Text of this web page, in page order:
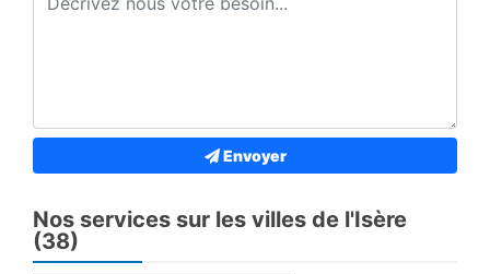
Envoyer
Nos services sur les villes de l'Isère
(38)